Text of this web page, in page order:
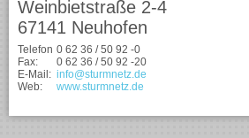
Weinbietstraße 2-4
67141 Neuhofen
Telefon 0 62 36 / 50 92 -0
Fax:
0 62 36 / 50 92 -20
E-Mail: info@sturmnetz.de
Web:
www.sturmnetz.de